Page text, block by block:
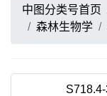
中图分类号首页
森林生物学